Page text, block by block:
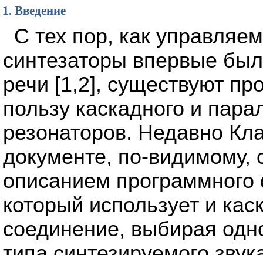
1. Введение
С тех пор, как
синтезаторы впервые
речи [1,2], существуют
пользу каскадного и
резонаторов. Недавно
документе, по-видимому,
описанием программного
который использует и
соединение, выбирая